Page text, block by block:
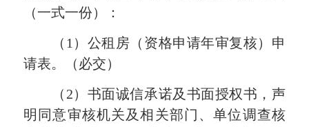
（一式一份）：
（1）公租房（资格申请年审复核）申
请表。（必交）
（2）书面诚信承诺及书面授权书，声
明同意审核机关及相关部门、单位调查核